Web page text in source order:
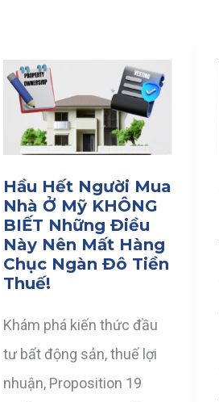
Hầu Hết Người Mua
Nhà Ở Mỹ KHÔNG
BIẾT Những Điều
Này Nên Mất Hàng
Chục Ngàn Đô Tiền
Thuế!
Khám phá kiến thức đầu
tư bất động sản, thuế lợi
nhuận, Proposition 19